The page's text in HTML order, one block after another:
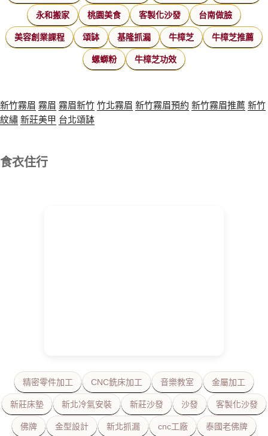
永和搬家 桃園美食 客製化沙發 台南做臉
美容創業課程 頌缽 基隆抓漏 牛樟芝 牛樟芝推薦
螺螄粉 牛樟芝功效
新竹霧眉 霧眉 霧眉新竹竹北霧眉 新竹霧眉預約 新竹霧眉推薦 新竹
紋繡新莊美甲 台北頌缽
食衣住行
精密零件加工 CNC銑床加工 音樂教室 金屬加工
新莊床墊 新北冷氣安裝 新莊沙發 沙發 客製化沙發
佛牌 金型設計 新北抓漏 cnc工廠 泰國老佛牌